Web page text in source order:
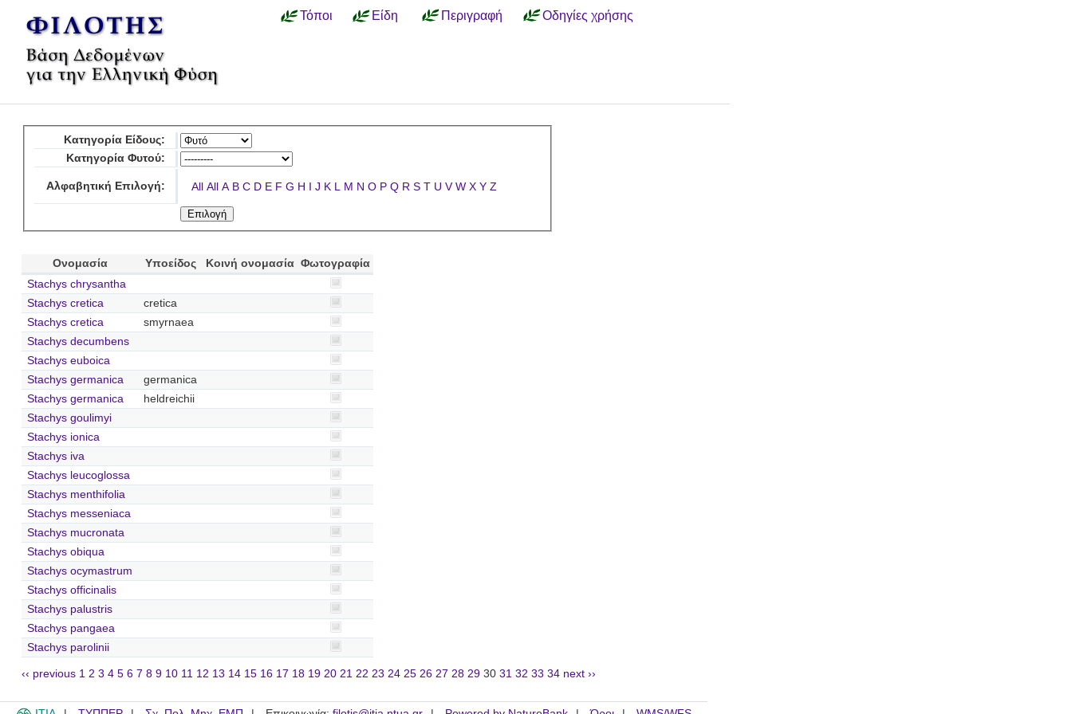
Τόποι Είδη Περιγραφή Οδηγίες χρήσης
Κατηγορία Είδους:
Κατηγορία Φυτού:
Αλφαβητική Επιλογή: All All A B C D E F G H I J K L M N O P Q R S T U V W X Y Z
Ονομασία Υποείδος Κοινή ονομασία Φωτογραφία
Stachys chrysantha
Stachys cretica
cretica
Stachys cretica
smyrnaea
Stachys decumbens
Stachys euboica
Stachys germanica
germanica
Stachys germanica
heldreichii
Stachys goulimyi
Stachys ionica
Stachys iva
Stachys leucoglossa
Stachys menthifolia
Stachys messeniaca
Stachys mucronata
Stachys obiqua
Stachys ocymastrum
Stachys officinalis
Stachys palustris
Stachys pangaea
Stachys parolinii
‹‹ previous 1 2 3 4 5 6 7 8 9 10 11 12 13 14 15 16 17 18 19 20 21 22 23 24 25 26 27 28 29 30 31 32 33 34 next ››